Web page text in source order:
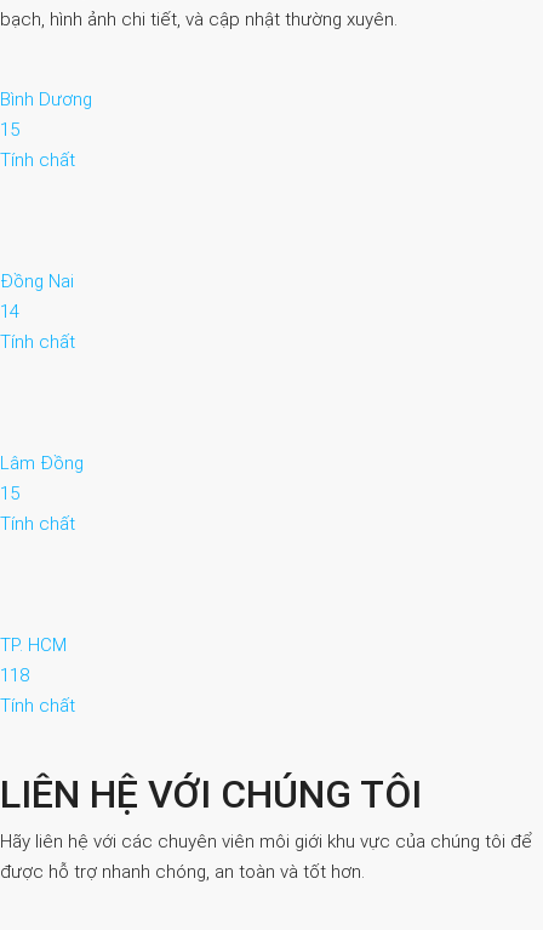
bạch, hình ảnh chi tiết, và cập nhật thường xuyên.
Bình Dương
15
Tính chất
Đồng Nai
14
Tính chất
Lâm Đồng
15
Tính chất
TP. HCM
118
Tính chất
LIÊN HỆ VỚI CHÚNG TÔI
Hãy liên hệ với các chuyên viên môi giới khu vực của chúng tôi để
được hỗ trợ nhanh chóng, an toàn và tốt hơn.